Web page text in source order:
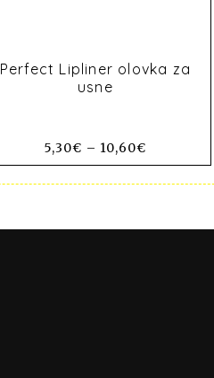
Perfect Lipliner olovka za
usne
5,30€ – 10,60€